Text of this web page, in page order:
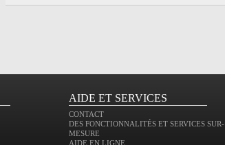
AIDE ET SERVICES
CONTACT
DES FONCTIONNALITÉS ET SERVICES SUR-
MESURE
AIDE EN LIGNE